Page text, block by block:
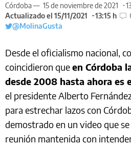
Córdoba — 15 de noviembre de 2021
Actualizado el 15/11/2021
13:15 h
@MolinaGusta
Desde el oficialismo nacional,
coincidieron queen Córdoba
desde 2008 hasta ahora es
el presidente Alberto
para estrechar lazos con
demostrado en un video que
reunión mantenida con